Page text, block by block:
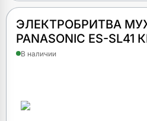
ЭЛЕКТРОБРИТВА
PANASONIC ES-SL41
В наличии